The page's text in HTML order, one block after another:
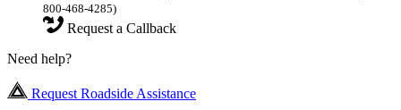
800-468-4285)
Request a Callback
Need help?
Request Roadside Assistance